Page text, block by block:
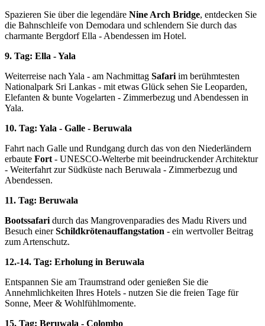
Spazieren Sie über die legendäre Nine Arch Bridge, entdecken Sie
die Bahnschleife von Demodara und schlendern Sie durch das
charmante Bergdorf Ella - Abendessen im Hotel.
9. Tag: Ella - Yala
Weiterreise nach Yala - am Nachmittag Safari im berühmtesten
Nationalpark Sri Lankas - mit etwas Glück sehen Sie Leoparden,
Elefanten & bunte Vogelarten - Zimmerbezug und Abendessen in
Yala.
10. Tag: Yala - Galle - Beruwala
Fahrt nach Galle und Rundgang durch das von den Niederländern
erbaute Fort - UNESCO-Welterbe mit beeindruckender Architektur
- Weiterfahrt zur Südküste nach Beruwala - Zimmerbezug und
Abendessen.
11. Tag: Beruwala
Bootssafari durch das Mangrovenparadies des Madu Rivers und
Besuch einerSchildkrötenauffangstation - ein wertvoller Beitrag
zum Artenschutz.
12.-14. Tag: Erholung in Beruwala
Entspannen Sie am Traumstrand oder genießen Sie die
Annehmlichkeiten Ihres Hotels - nutzen Sie die freien Tage für
Sonne, Meer & Wohlfühlmomente.
15. Tag: Beruwala - Colombo